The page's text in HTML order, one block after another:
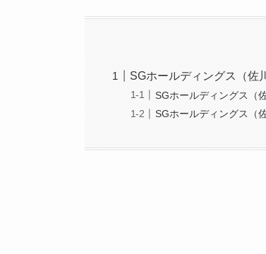
SGホールディングス（佐
SGホールディングス（
SGホールディングス（